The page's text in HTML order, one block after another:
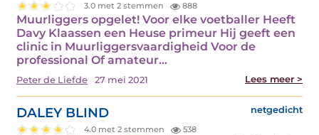
3.0 met 2 stemmen 888
Muurliggers opgelet! Voor elke voetballer Heeft
Davy Klaassen een Heuse primeur Hij geeft een
clinic in Muurliggersvaardigheid Voor de
professional Of amateur…
Peter de Liefde 27 mei 2021 Lees meer >
DALEY BLIND netgedicht
4.0 met 2 stemmen 538